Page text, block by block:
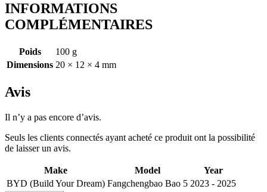
INFORMATIONS
COMPLÉMENTAIRES
Poids
100 g
Dimensions 20 × 12 × 4 mm
Avis
Il n’y a pas encore d’avis.
Seuls les clients connectés ayant acheté ce produit ont la possibilité
de laisser un avis.
Make Model
Year
BYD (Build Your Dream) Fangchengbao Bao 5 2023 - 2025